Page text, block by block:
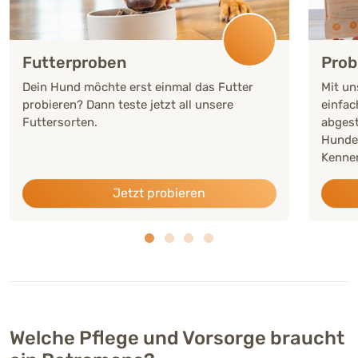
Futterproben
Dein Hund möchte erst einmal das Futter
probieren? Dann teste jetzt all unsere
Futtersorten.
Jetzt probieren
Mit
Welche Pflege und Vorsorge braucht